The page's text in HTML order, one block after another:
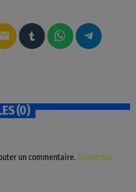
(0)
un commentaire. Connectez-